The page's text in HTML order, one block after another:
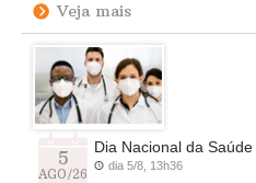
Veja mais
5
AGO/26
Dia Nacional da Saúde
dia 5/8, 13h36